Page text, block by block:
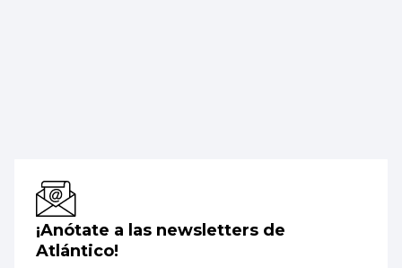
¡Anótate a las newsletters de
Atlántico!